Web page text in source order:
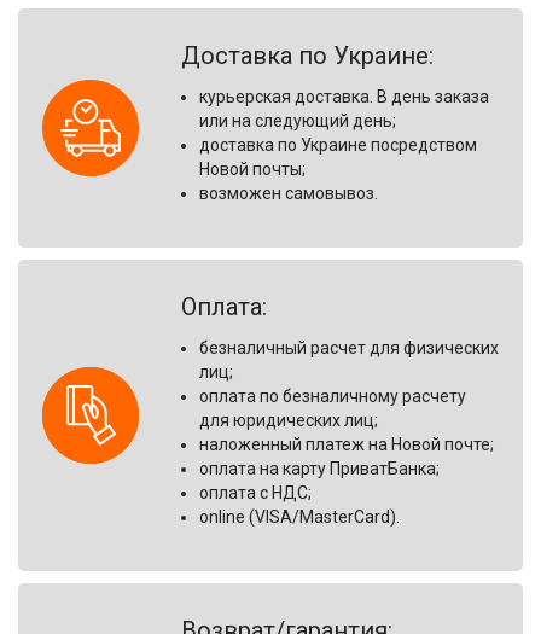
Доставка по Украине:
курьерская доставка. В день заказа
или на следующий день;
доставка по Украине посредством
Новой почты;
возможен самовывоз.
Оплата:
безналичный расчет для физических
лиц;
оплата по безналичному расчету
для юридических лиц;
наложенный платеж на Новой почте;
оплата на карту ПриватБанка;
оплата с НДС;
online (VISA/MasterCard).